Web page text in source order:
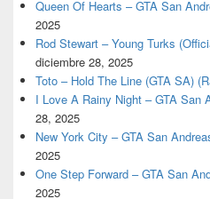
Queen Of Hearts – GTA San
2025
Rod Stewart – Young Turks
diciembre 28, 2025
Toto – Hold The Line (GTA SA)
I Love A Rainy Night – GTA San
28, 2025
New York City – GTA San
2025
One Step Forward – GTA San
2025